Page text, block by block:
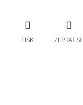
TISK ZEPTAT SE